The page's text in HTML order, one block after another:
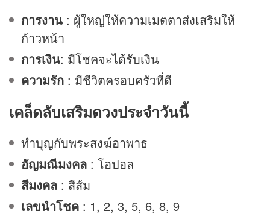
การงาน : ผู้ใหญ่ให้ความเมตตาส่งเสริมให้
ก้าวหน้า
การเงิน: มีโชคจะได้รับเงิน
ความรัก : มีชีวิตครอบครัวที่ดี
เคล็ดลับเสริมดวงประจำวันนี้
ทำบุญกับพระสงฆ์อาพาธ
อัญมณีมงคล : โอปอล
สีมงคล : สีส้ม
เลขนำโชค : 1, 2, 3, 5, 6, 8, 9